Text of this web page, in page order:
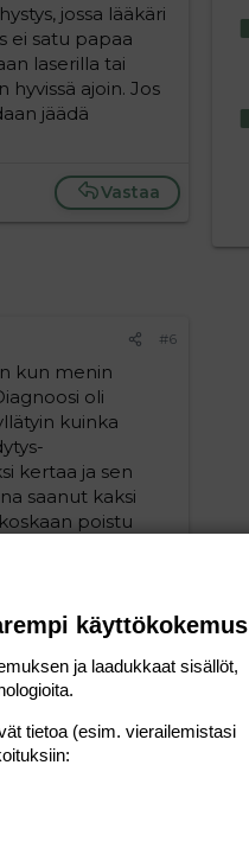
jossa lääkäri
ei satu papaa
laserilla tai
ajoin. Jos
jäädä
Vastaa
#6
kun menin
oli
kuinka
kertaa ja sen
saanut kaksi
poistu
sitä kierukkaa,
tutkimuksiin
menin
käyttökokemus
ja laadukkaat sisällöt,
tietoa (esim. vierailemis­tasi